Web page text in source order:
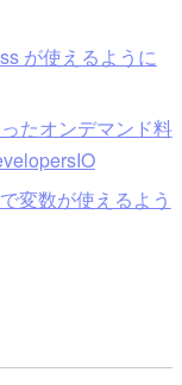
が使えるように
たオンデマンド料
変数が使えるよう